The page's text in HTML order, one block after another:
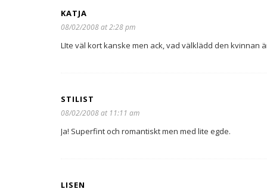
KATJA
08/02/2008 at 2:28 pm
LIte väl kort kanske men ack, vad välklädd den kvinnan
STILIST
08/02/2008 at 11:11 am
Ja! Superfint och romantiskt men med lite egde.
LISEN